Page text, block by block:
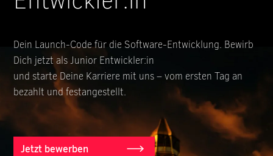
Dein Launch-Code für die Software-Entwicklung. Bewirb
Dich jetzt als Junior Entwickler:in
und starte Deine Karriere mit uns – vom ersten Tag an
bezahlt und festangestellt.
Jetzt bewerben